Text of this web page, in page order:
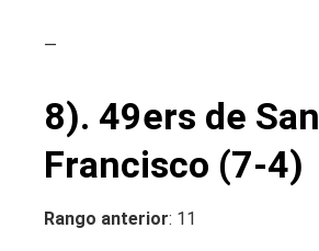
—
8). 49ers de San
Francisco (7-4)
Rango anterior: 11